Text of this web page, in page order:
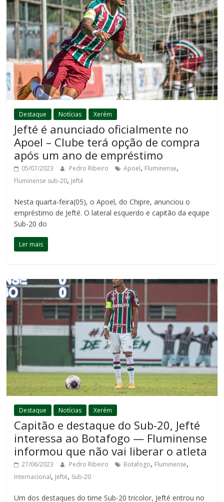
Destaque Notícias Xerém
Jefté é anunciado oficialmente no
Apoel – Clube terá opção de compra
após um ano de empréstimo
05/07/2023 Pedro Ribeiro Apoel, Fluminense,
Fluminense sub-20, Jefté
Nesta quarta-feira(05), o Apoel, do Chipre, anunciou o
empréstimo de Jefté. O lateral esquerdo e capitão da equipe
Sub-20 do
Ler mais
Destaque Notícias Xerém
Capitão e destaque do Sub-20, Jefté
interessa ao Botafogo — Fluminense
informou que não vai liberar o atleta
27/06/2023 Pedro Ribeiro Botafogo, Fluminense,
Internacional, Jefté, Sub-20
Um dos destaques do time Sub-20 tricolor, Jefté entrou no